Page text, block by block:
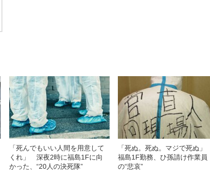
「死んでもいい人間を用意して
くれ」 深夜2時に福島1Fに向
かった、“20人の決死隊”
「死ぬ。死ぬ。マジで死ぬ」
福島1F勤務、ひ孫請け作業員
の“悲哀”